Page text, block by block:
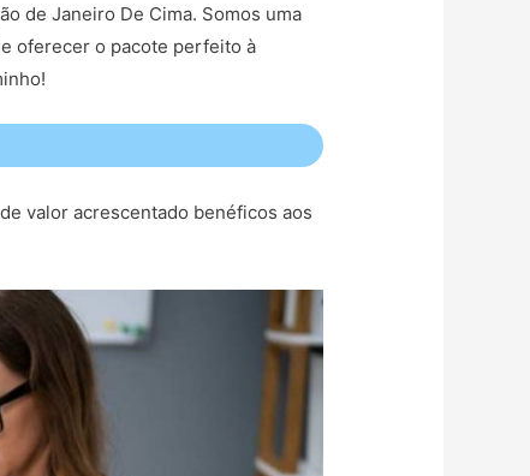
de Janeiro De Cima. Somos uma
oferecer o pacote perfeito à
valor acrescentado benéficos aos